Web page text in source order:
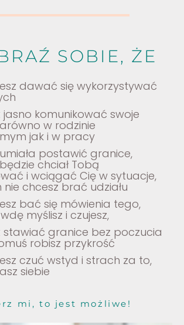
SOBIE, ŻE
dawać się wykorzystywać
jasno komunikować swoje
w rodzinie
jak i w pracy
postawić granice,
chciał Tobą
i wciągać Cię w sytuacje,
chcesz brać udziału
bać się mówienia tego,
myślisz i czujesz,
stawiać granice bez poczucia
robisz przykrość
czuć wstyd i strach za to,
siebie
mi, to jest możliwe!